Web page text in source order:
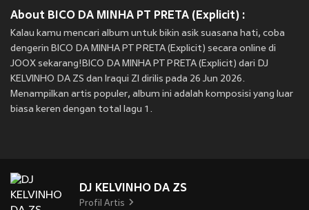
About BICO DA MINHA PT PRETA (Explicit) :
Kalau kamu mencari album untuk bikin asik suasana hati, coba
dengerin BICO DA MINHA PT PRETA (Explicit) secara online di
JOOX sekarang!BICO DA MINHA PT PRETA (Explicit) dari DJ
KELVINHO DA ZS dan Iraqui Zl dirilis pada 26 Jun 2026.
Menampilkan artis populer, album ini adalah komposisi yang luar
biasa keren dengan total lagu 1.
DJ KELVINHO DA ZS
Profil Artis